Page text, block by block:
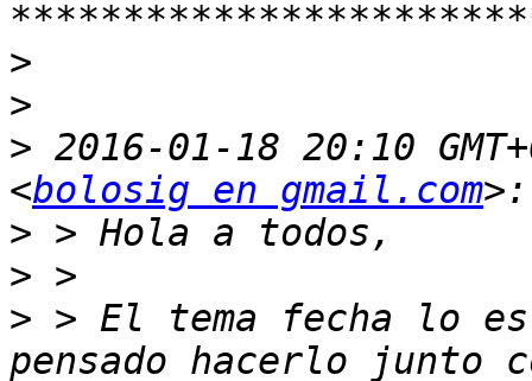
>
>
> 2016-01-18 20:10
<bolosig en gmail.com
>
>
> > El tema fecha lo